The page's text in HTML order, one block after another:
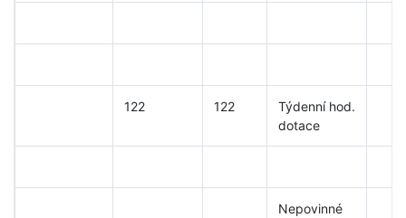
122 122
Týdenní hod.
dotace
Nepovinné